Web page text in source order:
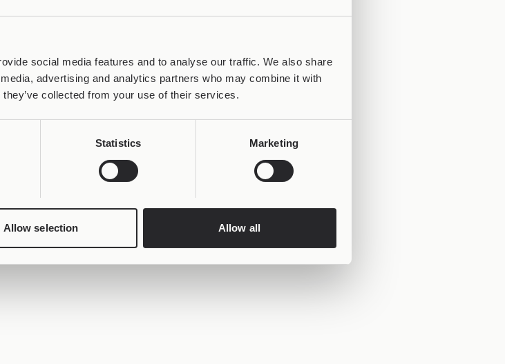
social media features and to analyse our traffic. We also share
advertising and analytics partners who may combine it with
collected from your use of their services.
Statistics Marketing
Allow selection Allow all